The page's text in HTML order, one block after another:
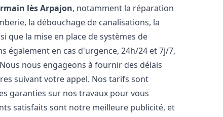
lès Arpajon, notamment la réparation
la débouchage de canalisations, la
que la mise en place de systèmes de
également en cas d'urgence, 24h/24 et 7j/7,
nous engageons à fournir des délais
suivant votre appel. Nos tarifs sont
garanties sur nos travaux pour vous
satisfaits sont notre meilleure publicité, et